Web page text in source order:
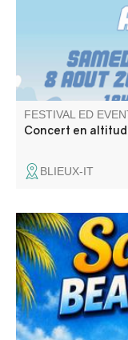
FESTIVAL ED
Concert en
BLIEUX-IT
Fête avec repas
lampions, atelier
Volley, barbecue
le dimanche.